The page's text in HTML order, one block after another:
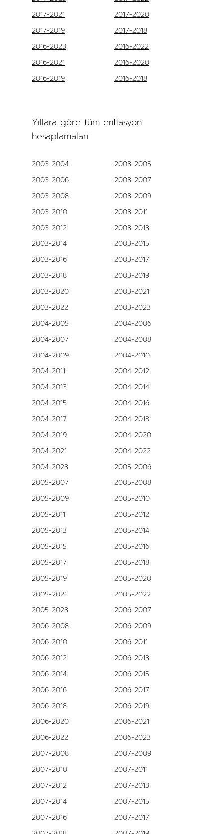
2017-2021
2017-2020
2017-2019
2017-2018
2016-2023
2016-2022
2016-2021
2016-2020
2016-2019
2016-2018
Yıllara göre tüm enflasyon
hesaplamaları
2003-2004
2003-2005
2003-2006
2003-2007
2003-2008
2003-2009
2003-2010
2003-2011
2003-2012
2003-2013
2003-2014
2003-2015
2003-2016
2003-2017
2003-2018
2003-2019
2003-2020
2003-2021
2003-2022
2003-2023
2004-2005
2004-2006
2004-2007
2004-2008
2004-2009
2004-2010
2004-2011
2004-2012
2004-2013
2004-2014
2004-2015
2004-2016
2004-2017
2004-2018
2004-2019
2004-2020
2004-2021
2004-2022
2004-2023
2005-2006
2005-2007
2005-2008
2005-2009
2005-2010
2005-2011
2005-2012
2005-2013
2005-2014
2005-2015
2005-2016
2005-2017
2005-2018
2005-2019
2005-2020
2005-2021
2005-2022
2005-2023
2006-2007
2006-2008
2006-2009
2006-2010
2006-2011
2006-2012
2006-2013
2006-2014
2006-2015
2006-2016
2006-2017
2006-2018
2006-2019
2006-2020
2006-2021
2006-2022
2006-2023
2007-2008
2007-2009
2007-2010
2007-2011
2007-2012
2007-2013
2007-2014
2007-2015
2007-2016
2007-2017